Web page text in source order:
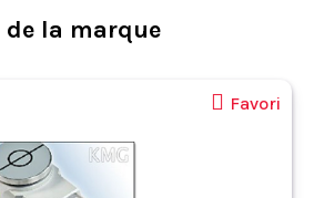
de la marque
Favori